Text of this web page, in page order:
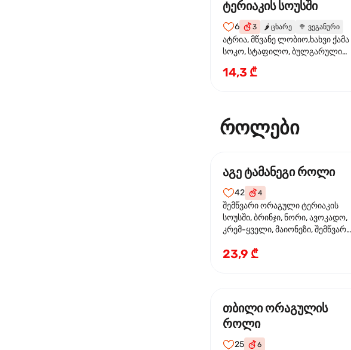
ტერიაკის სოუსში
6 3 🌶️ ცხარე 🥦 ვეგანური
ატრია, მწვანე ლობიო,ხახვი ქამა
სოკო, სტაფილო, ბულგარული
ტერიაკის სოუსი, ყაბაყი
14,3 ₾
როლები
აგე ტამანეგი როლი
42 4
შემწვარი ორაგული ტერიაკის
სოუსში, ბრინჯი, ნორი, ავოკადო,
კრემ-ყველი, მაიონეზი, შემწვარი
23,9 ₾
თბილი ორაგულის
როლი
25 6